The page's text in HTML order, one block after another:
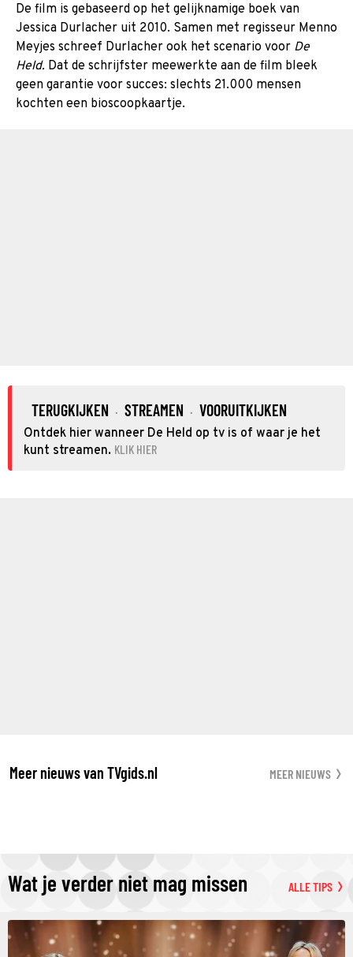
De film is gebaseerd op het gelijknamige boek van
Jessica Durlacher uit 2010. Samen met regisseur Menno
Meyjes schreef Durlacher ook het scenario voor De
Held. Dat de schrijfster meewerkte aan de film bleek
geen garantie voor succes: slechts 21.000 mensen
kochten een bioscoopkaartje.
TERUGKIJKEN · STREAMEN · VOORUITKIJKEN
Ontdek hier wanneer De Held op tv is of waar je het
kunt streamen. KLIK HIER
Meer nieuws van TVgids.nl MEER NIEUWS
Wat je verder niet mag missen ALLE TIPS